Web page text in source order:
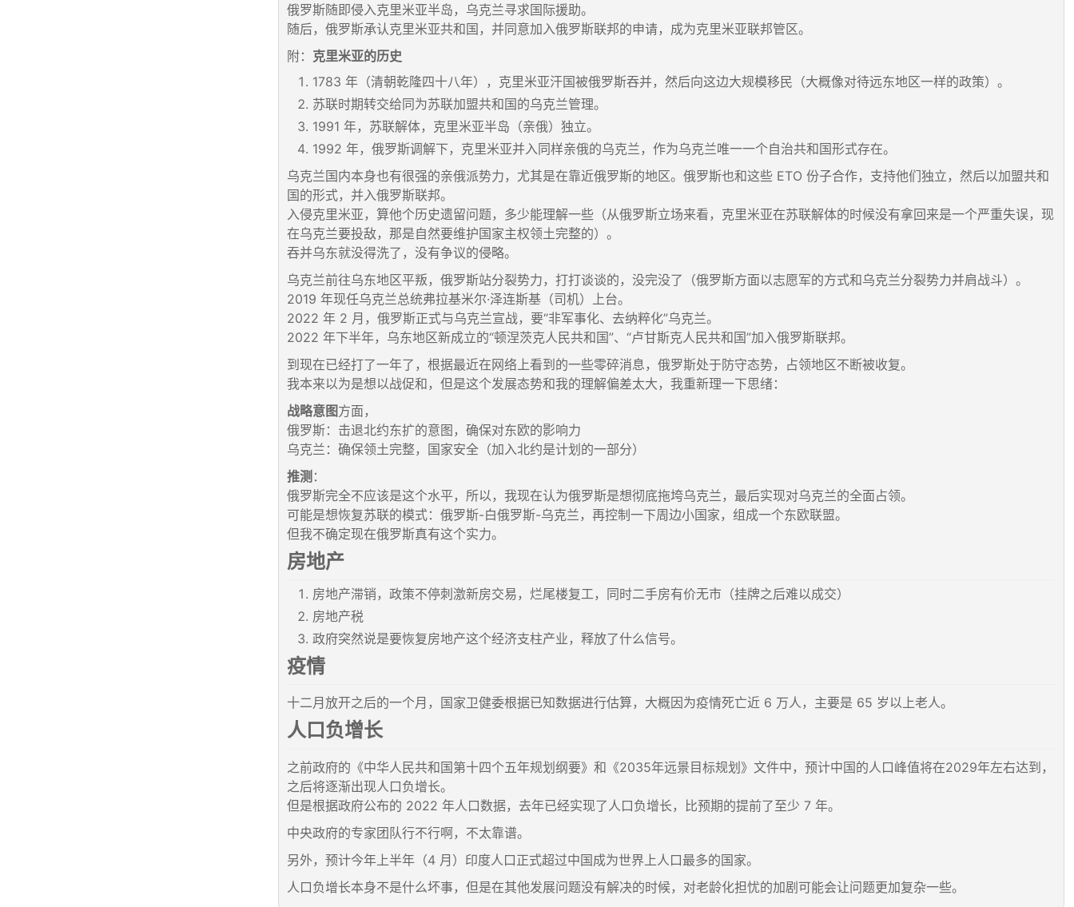
俄罗斯随即侵入克里米亚半岛，乌克兰寻求国际援助。
随后，俄罗斯承认克里米亚共和国，并同意加入俄罗斯联邦的申请，成为克里米亚联邦管区。
附： 克里米亚的历史
1783 年（清朝乾隆四十八年），克里米亚汗国被俄罗斯吞并，然后向这边大规模移民（大概像对待远东地区一样的政策）。
苏联时期转交给同为苏联加盟共和国的乌克兰管理。
1991 年，苏联解体，克里米亚半岛（亲俄）独立。
1992 年，俄罗斯调解下，克里米亚并入同样亲俄的乌克兰，作为乌克兰唯一一个自治共和国形式存在。
乌克兰国内本身也有很强的亲俄派势力，尤其是在靠近俄罗斯的地区。俄罗斯也和这些 ETO 份子合作，支持他们独立，然后以加盟共和
国的形式，并入俄罗斯联邦。
入侵克里米亚，算他个历史遗留问题，多少能理解一些（从俄罗斯立场来看，克里米亚在苏联解体的时候没有拿回来是一个严重失误，现
在乌克兰要投敌，那是自然要维护国家主权领土完整的）。
吞并乌东就没得洗了，没有争议的侵略。
乌克兰前往乌东地区平叛，俄罗斯站分裂势力，打打谈谈的，没完没了（俄罗斯方面以志愿军的方式和乌克兰分裂势力并肩战斗）。
2019 年现任乌克兰总统弗拉基米尔·泽连斯基（司机）上台。
2022 年 2 月，俄罗斯正式与乌克兰宣战，要“非军事化、去纳粹化”乌克兰。
2022 年下半年，乌东地区新成立的“顿涅茨克人民共和国”、“卢甘斯克人民共和国”加入俄罗斯联邦。
到现在已经打了一年了，根据最近在网络上看到的一些零碎消息，俄罗斯处于防守态势，占领地区不断被收复。
我本来以为是想以战促和，但是这个发展态势和我的理解偏差太大，我重新理一下思绪：
战略意图方面，
俄罗斯：击退北约东扩的意图，确保对东欧的影响力
乌克兰：确保领土完整，国家安全（加入北约是计划的一部分）
推测 ：
俄罗斯完全不应该是这个水平，所以，我现在认为俄罗斯是想彻底拖垮乌克兰，最后实现对乌克兰的全面占领。
可能是想恢复苏联的模式：俄罗斯-白俄罗斯-乌克兰，再控制一下周边小国家，组成一个东欧联盟。
但我不确定现在俄罗斯真有这个实力。
房地产
房地产滞销，政策不停刺激新房交易，烂尾楼复工，同时二手房有价无市（挂牌之后难以成交）
房地产税
政府突然说是要恢复房地产这个经济支柱产业，释放了什么信号。
疫情
十二月放开之后的一个月，国家卫健委根据已知数据进行估算，大概因为疫情死亡近 6 万人，主要是 65 岁以上老人。
人口负增长
之前政府的《中华人民共和国第十四个五年规划纲要》和《2035年远景目标规划》文件中，预计中国的人口峰值将在2029年左右达到，
之后将逐渐出现人口负增长。
但是根据政府公布的 2022 年人口数据，去年已经实现了人口负增长，比预期的提前了至少 7 年。
中央政府的专家团队行不行啊，不太靠谱。
另外，预计今年上半年（4 月）印度人口正式超过中国成为世界上人口最多的国家。
人口负增长本身不是什么坏事，但是在其他发展问题没有解决的时候，对老龄化担忧的加剧可能会让问题更加复杂一些。